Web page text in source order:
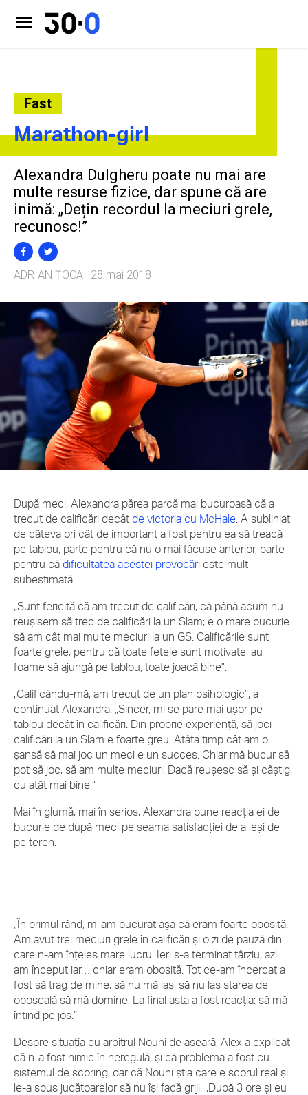
Fast
Marathon-girl
Alexandra Dulgheru poate nu mai are
multe resurse fizice, dar spune că are
inimă: „Dețin recordul la meciuri grele,
recunosc!”
ADRIAN ȚOCA | 28 mai 2018
După meci, Alexandra părea parcă mai bucuroasă că a
trecut de calificări decât de victoria cu McHale. A subliniat
de câteva ori cât de important a fost pentru ea să treacă
pe tablou, parte pentru că nu o mai făcuse anterior, parte
pentru că dificultatea acestei provocări este mult
subestimată.
„Sunt fericită că am trecut de calificări, că până acum nu
reușisem să trec de calificări la un Slam; e o mare bucurie
să am cât mai multe meciuri la un GS. Calificările sunt
foarte grele, pentru că toate fetele sunt motivate, au
foame să ajungă pe tablou, toate joacă bine”.
„Calificându-mă, am trecut de un plan psihologic”, a
continuat Alexandra. „Sincer, mi se pare mai ușor pe
tablou decât în calificări. Din proprie experiență, să joci
calificări la un Slam e foarte greu. Atâta timp cât am o
șansă să mai joc un meci e un succes. Chiar mă bucur să
pot să joc, să am multe meciuri. Dacă reușesc să și câștig,
cu atât mai bine.”
Mai în glumă, mai în serios, Alexandra pune reacția ei de
bucurie de după meci pe seama satisfacției de a ieși de
pe teren.
„În primul rând, m-am bucurat așa că eram foarte obosită.
Am avut trei meciuri grele în calificări și o zi de pauză din
care n-am înțeles mare lucru. Ieri s-a terminat târziu, azi
am început iar… chiar eram obosită. Tot ce-am încercat a
fost să trag de mine, să nu mă las, să nu las starea de
oboseală să mă domine. La final asta a fost reacția: să mă
întind pe jos.”
Despre situația cu arbitrul Nouni de aseară, Alex a explicat
că n-a fost nimic în neregulă, și că problema a fost cu
sistemul de scoring, dar că Nouni știa care e scorul real și
le-a spus jucătoarelor să nu își facă griji. „După 3 ore și eu